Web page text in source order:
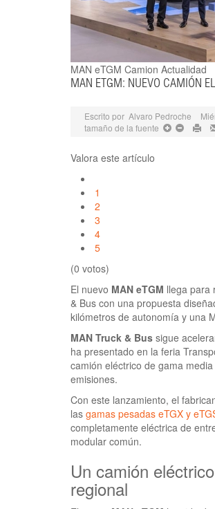
MAN eTGM Camion Actualidad
MAN ETGM: NUEVO CAMIÓN
Escrito por Alvaro Pedroche
tamaño de la fuente
Valora este artículo
1
2
3
4
5
(0 votos)
El nuevo MAN eTGM llega para
& Bus con una propuesta
kilómetros de autonomía y una
MAN Truck & Bus sigue
ha presentado en la feria
camión eléctrico de gama
emisiones.
Con este lanzamiento, el
las gamas pesadas eTGX y
completamente eléctrica de
modular común.
Un camión
regional